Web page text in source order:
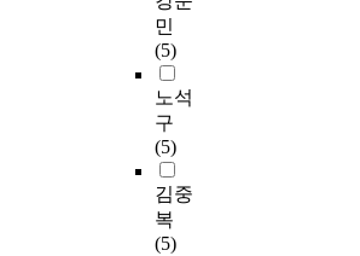
민
(5)
노석
구
(5)
김중
복
(5)